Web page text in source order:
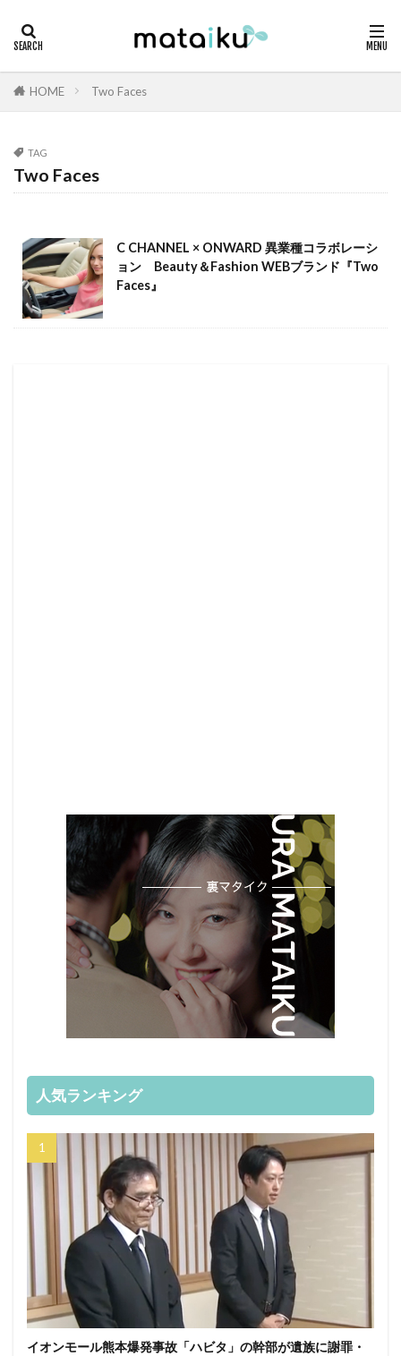
HOME Two Faces
TAG
Two Faces
C CHANNEL × ONWARD 異業種コラボレーシ
ョン Beauty＆Fashion WEBブランド『Two
Faces』
人気ランキング
イオンモール熊本爆発事故「ハビタ」の幹部が遺族に謝罪・